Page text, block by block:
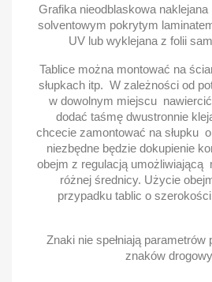
Grafika nieodblaskowa
solventowym pokrytym
UV lub wyklejana z folii
Tablice można montować na
słupkach itp. W zależności od
w dowolnym miejscu
dodać taśmę dwustronnie
chcecie zamontować na słupku
niezbędne będzie dokupienie
obejm z regulacją umożliwiającą
różnej średnicy. Użycie
przypadku tablic o
Znaki nie spełniają
znaków